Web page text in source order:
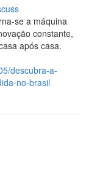
se a máquina
constante,
após casa.
descubra-a-
no-brasil